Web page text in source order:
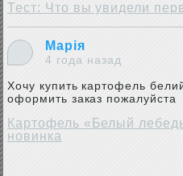
Тест: Что вы увидели
Марія
4 года назад
Хочу купить картофель
оформить заказ пожалуйста
Картофель «Белый
новинка